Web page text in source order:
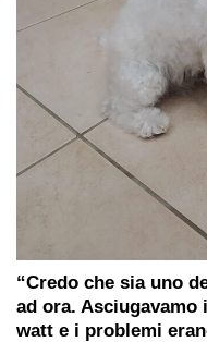
“Credo che sia uno
ad ora. Asciugavamo
watt e i problemi